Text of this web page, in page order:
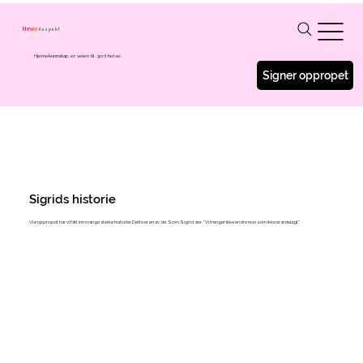
NevroRespekt
Hjernekunnskap er veien til god helse
Signer oppropet
Sigrids historie
Via oppropet har vi fått inn mange sterke historier. Dette er en av de. Som Sigrid sier: "Vi trenger ikke endre noe som ikke er ødelagt."